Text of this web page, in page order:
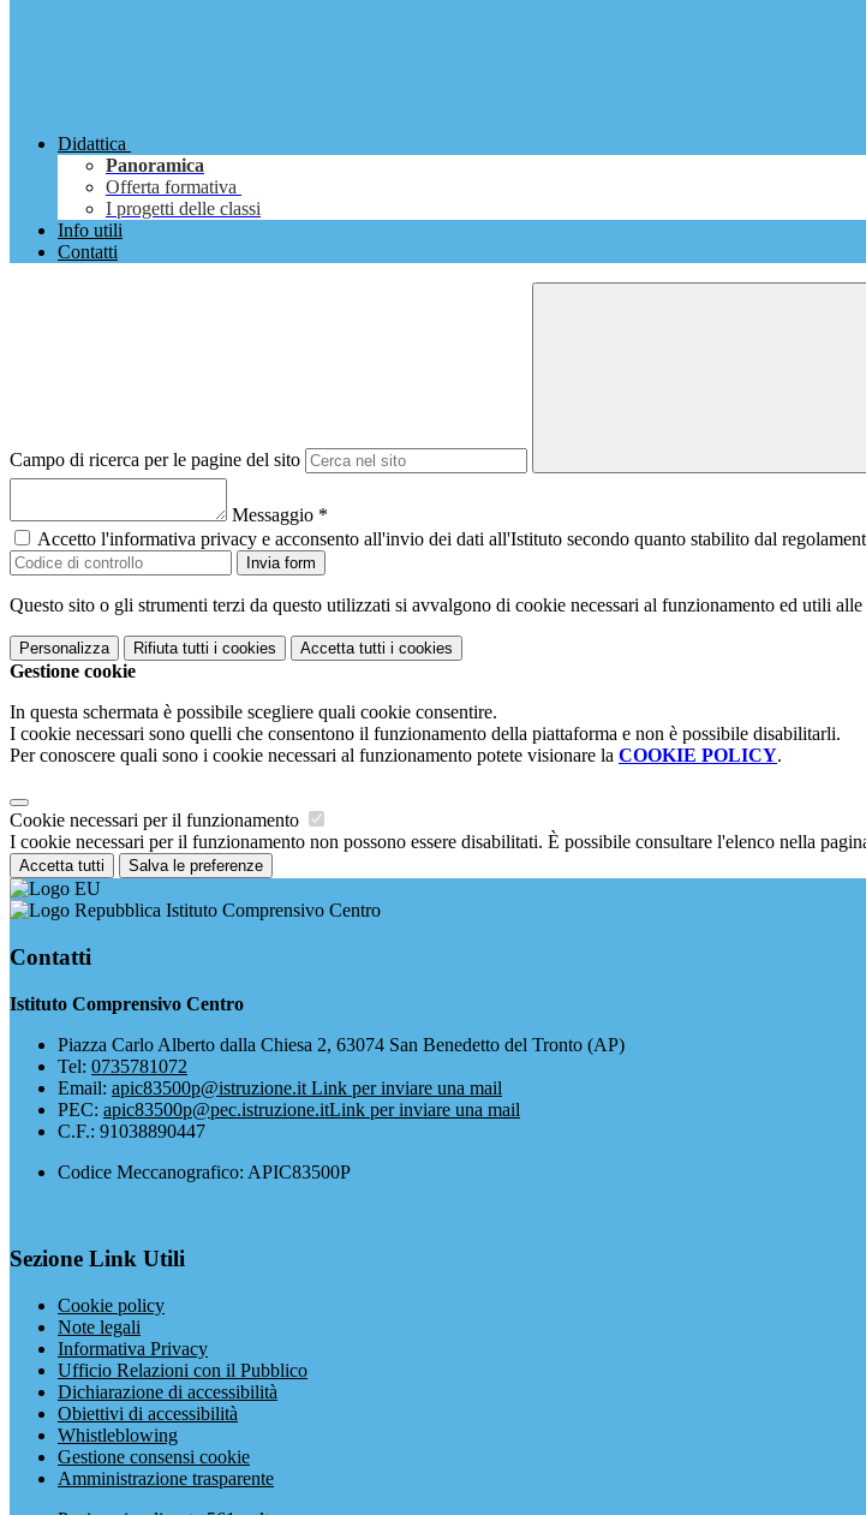
Didattica
Panoramica
Offerta formativa
I progetti delle classi
Info utili
Contatti
Campo di ricerca per le pagine del sito
Messaggio *
Accetto l'informativa privacy e acconsento all'invio dei dati all'Istituto secondo quanto stabilito dal
Invia form
Questo sito o gli strumenti terzi da questo utilizzati si avvalgono di cookie necessari al funzionamento ed utili
Personalizza Rifiuta tutti i cookies Accetta tutti i cookies
Gestione cookie
In questa schermata è possibile scegliere quali cookie consentire.
I cookie necessari sono quelli che consentono il funzionamento della piattaforma e non è possibile disabilitarli.
Per conoscere quali sono i cookie necessari al funzionamento potete visionare la COOKIE POLICY.
Cookie necessari per il funzionamento
I cookie necessari per il funzionamento non possono essere disabilitati. È possibile consultare l'elenco nella
Accetta tutti Salva le preferenze
Istituto Comprensivo Centro
Contatti
Istituto Comprensivo Centro
Piazza Carlo Alberto dalla Chiesa 2, 63074 San Benedetto del Tronto (AP)
Tel: 0735781072
Email: apic83500p@istruzione.it Link per inviare una mail
PEC: apic83500p@pec.istruzione.itLink per inviare una mail
C.F.: 91038890447
Codice Meccanografico: APIC83500P
Sezione Link Utili
Cookie policy
Note legali
Informativa Privacy
Ufficio Relazioni con il Pubblico
Dichiarazione di accessibilità
Obiettivi di accessibilità
Whistleblowing
Gestione consensi cookie
Amministrazione trasparente